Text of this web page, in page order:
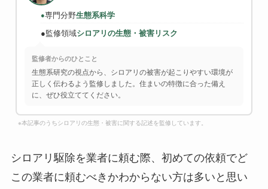
●専門分野生態系科学
●監修領域シロアリの生態・被害リスク
監修者からのひとこと
生態系研究の視点から、シロアリの被害が起こりやすい環境が
正しく伝わるよう監修しました。住まいの特徴に合った備え
に、ぜひ役立ててください。
※本記事のうちシロアリの生態・被害に関する記述を監修しています。
シロアリ駆除を業者に頼む際、初めての依頼でど
この業者に頼むべきかわからない方は多いと思い